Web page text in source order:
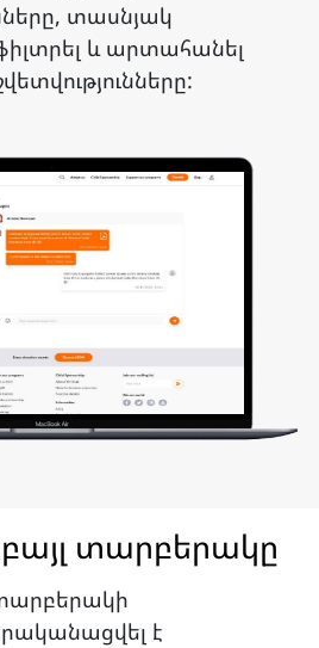
տասնյակ
և արտահանել
տարբերակը
է